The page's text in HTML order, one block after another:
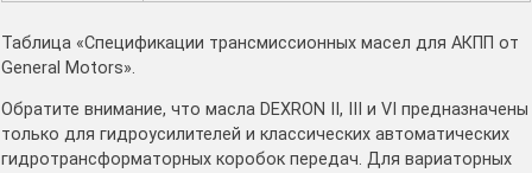
Таблица «Спецификации трансмиссионных масел для АКПП от
General Motors».
Обратите внимание, что масла DEXRON II, III и VI предназначены
только для гидроусилителей и классических автоматических
гидротрансформаторных коробок передач. Для вариаторных